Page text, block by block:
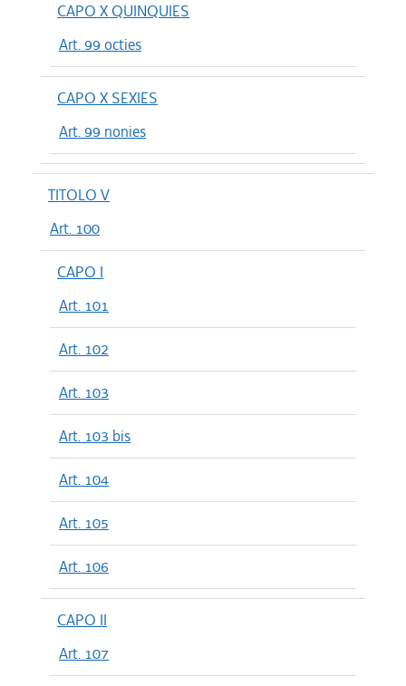
CAPO X QUINQUIES
Art. 99 octies
CAPO X SEXIES
Art. 99 nonies
TITOLO V
Art. 100
CAPO I
Art. 101
Art. 102
Art. 103
Art. 103 bis
Art. 104
Art. 105
Art. 106
CAPO II
Art. 107